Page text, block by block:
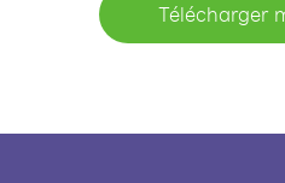
Télécharger